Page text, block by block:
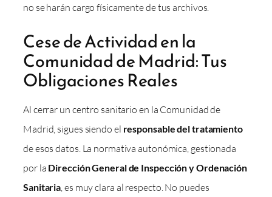
no se harán cargo físicamente de tus archivos.
Cese de Actividad en la
Comunidad de Madrid: Tus
Obligaciones Reales
Al cerrar un centro sanitario en la Comunidad de
Madrid, sigues siendo el responsable del tratamiento
de esos datos. La normativa autonómica, gestionada
por la Dirección General de Inspección y Ordenación
Sanitaria , es muy clara al respecto. No puedes